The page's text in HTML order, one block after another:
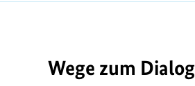
Wege zum Dialog